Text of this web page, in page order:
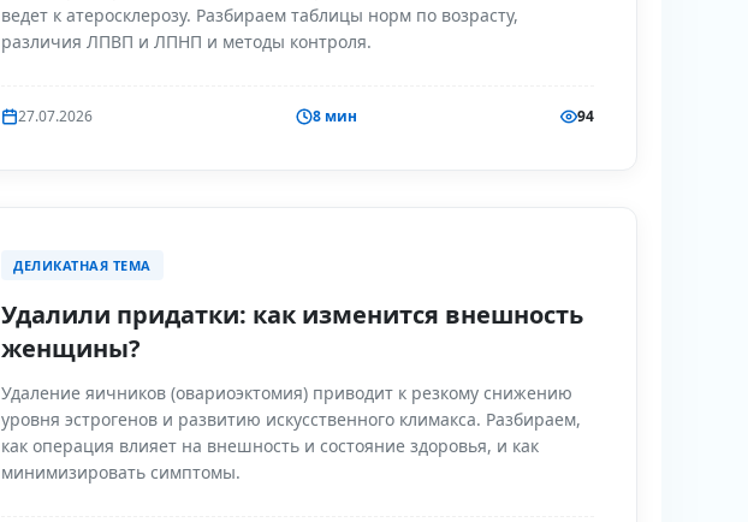
ведет к атеросклерозу. Разбираем таблицы норм по возрасту,
различия ЛПВП и ЛПНП и методы контроля.
27.07.2026 8 мин 94
ДЕЛИКАТНАЯ ТЕМА
Удалили придатки: как изменится внешность
женщины?
Удаление яичников (овариоэктомия) приводит к резкому снижению
уровня эстрогенов и развитию искусственного климакса. Разбираем,
как операция влияет на внешность и состояние здоровья, и как
минимизировать симптомы.